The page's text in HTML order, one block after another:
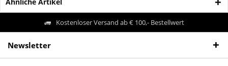
Kostenloser Versand ab € 100,- Bestellwert
Newsletter